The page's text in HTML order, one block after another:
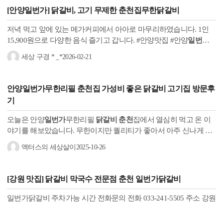
[안양일번가]닭갈비, 고기 무제한춘천집무한닭갈비
저녁 먹고 앞에 있는 메가커피에서 아아로 마무리하였습니다. 1인
15,900원으로 다양한 음식 즐기고 갑니다. #안양맛집 #안양일번가
맛집 #안양
안양
일번가닭갈비
세상 구경 * _*2026-02-21
안양일번가무한리필 춘천집 가성비 좋은닭갈비 고기집 방문후
기
오늘은 안양일번가무한리필 닭갈비 춘천집에서 열심히 먹고 온 이
야기를 해보았습니다. 무한이지만 퀄리티가 좋아서 아주 신나게 식
사를 했습니다. 고기도 많고 각종 주류도 많아서 아마 저는 다음에
또 가지...
액터스의 세상살이 2025-10-26
[강원 맛집] 닭갈비 막국수 전문점 춘천 일번가닭갈비
일번가닭갈비 주차가능 시간 전화문의 전화 033-241-5505 주소 강원